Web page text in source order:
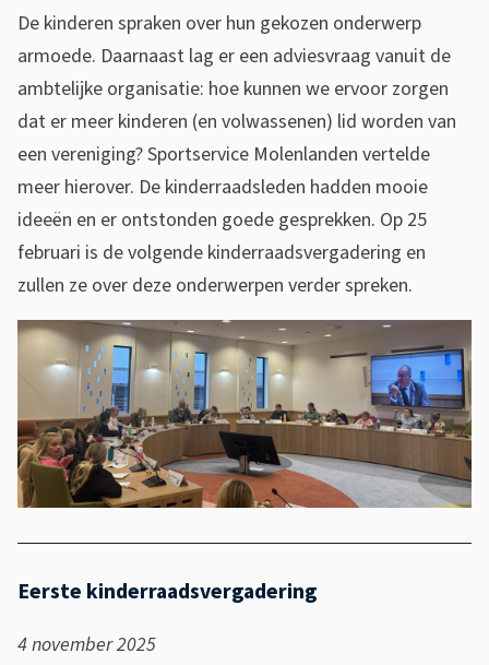
e
n
g
e
m
e
e
n
t
e
r
d
s
v
e
k
i
De kinderen spraken over hun gekozen onderwerp
armoede. Daarnaast lag er een adviesvraag vanuit de
ambtelijke organisatie: hoe kunnen we ervoor zorgen
dat er meer kinderen (en volwassenen) lid worden van
een vereniging? Sportservice Molenlanden vertelde
meer hierover. De kinderraadsleden hadden mooie
ideeën en er ontstonden goede gesprekken. Op 25
februari is de volgende kinderraadsvergadering en
zullen ze over deze onderwerpen verder spreken.
Eerste kinderraadsvergadering
4 november 2025